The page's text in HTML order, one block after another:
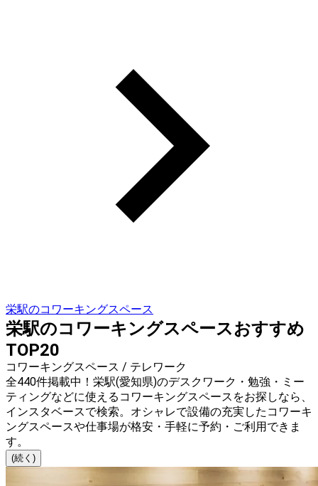
栄駅のコワーキングスペース
栄駅のコワーキングスペースおすすめ
TOP20
コワーキングスペース / テレワーク
全440件掲載中！栄駅(愛知県)のデスクワーク・勉強・ミー
ティングなどに使えるコワーキングスペースをお探しなら、
インスタベースで検索。オシャレで設備の充実したコワーキ
ングスペースや仕事場が格安・手軽に予約・ご利用できま
す。
(続く)